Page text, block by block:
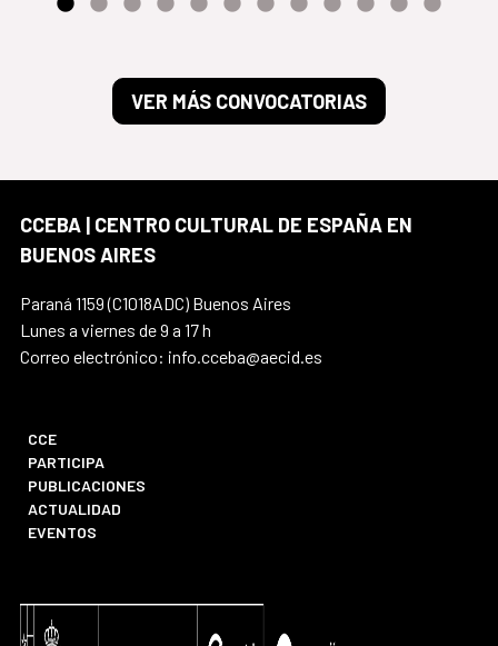
VER MÁS CONVOCATORIAS
CCEBA | CENTRO CULTURAL DE ESPAÑA EN
BUENOS AIRES
Paraná 1159 (C1018ADC) Buenos Aires
Lunes a viernes de 9 a 17 h
Correo electrónico: info.cceba@aecid.es
CCE
PARTICIPA
PUBLICACIONES
ACTUALIDAD
EVENTOS